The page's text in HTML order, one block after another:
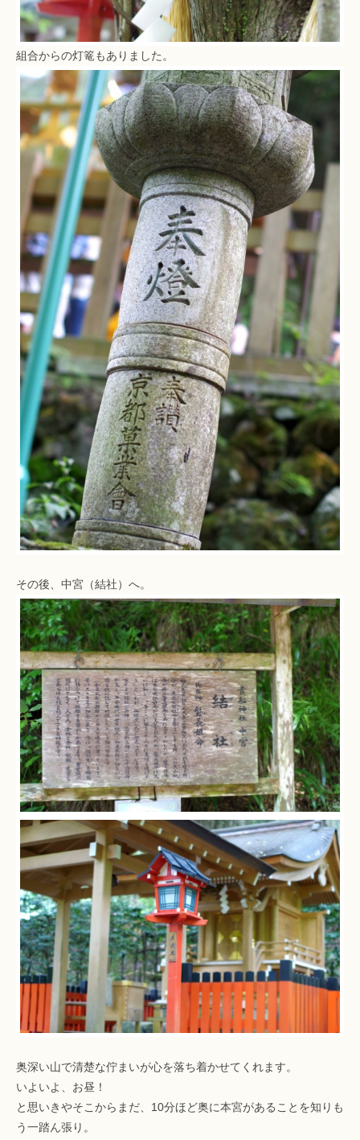
組合からの灯篭もありました。
その後、中宮（結社）へ。
奥深い山で清楚な佇まいが心を落ち着かせてくれます。
いよいよ、お昼！
と思いきやそこからまだ、10分ほど奥に本宮があることを知りも
う一踏ん張り。